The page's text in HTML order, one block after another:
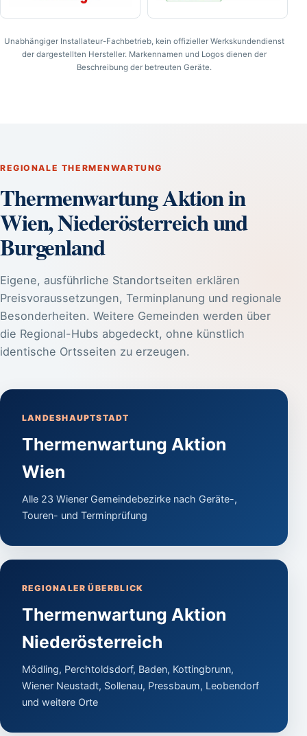
Unabhängiger Installateur-Fachbetrieb, kein offizieller Werkskundendienst
der dargestellten Hersteller. Markennamen und Logos dienen der
Beschreibung der betreuten Geräte.
REGIONALE THERMENWARTUNG
Thermenwartung Aktion in
Wien, Niederösterreich und
Burgenland
Eigene, ausführliche Standortseiten erklären
Preisvoraussetzungen, Terminplanung und regionale
Besonderheiten. Weitere Gemeinden werden über
die Regional-Hubs abgedeckt, ohne künstlich
identische Ortsseiten zu erzeugen.
LANDESHAUPTSTADT
Thermenwartung Aktion
Wien
Alle 23 Wiener Gemeindebezirke nach Geräte-,
Touren- und Terminprüfung
REGIONALER ÜBERBLICK
Thermenwartung Aktion
Niederösterreich
Mödling, Perchtoldsdorf, Baden, Kottingbrunn,
Wiener Neustadt, Sollenau, Pressbaum, Leobendorf
und weitere Orte